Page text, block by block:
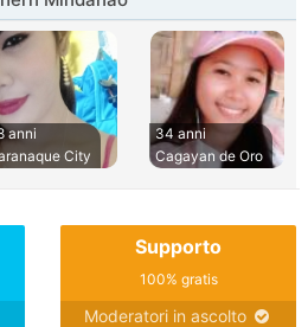
anni
City
34 anni
Cagayan de Oro
Supporto
100% gratis
Moderatori in ascolto